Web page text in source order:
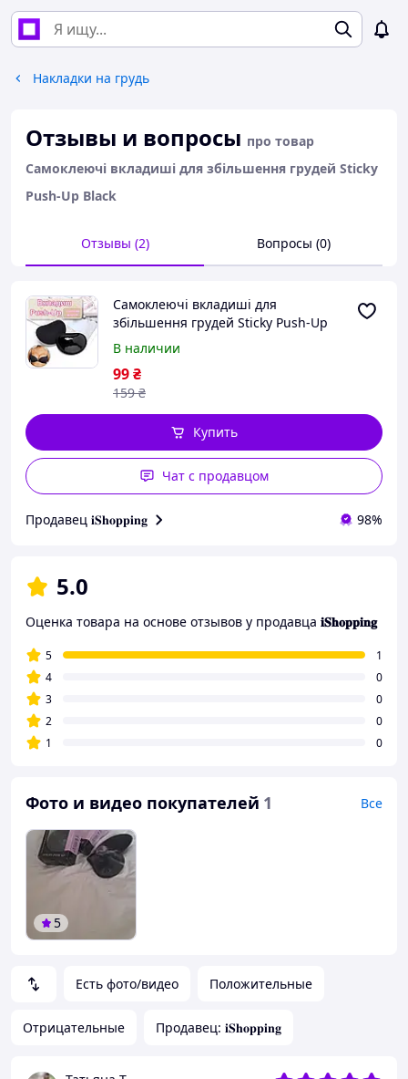
Накладки на грудь
Отзывы и вопросы про товар
Самоклеючі вкладиші для збільшення грудей Sticky
Push-Up Black
Отзывы (2) Вопросы (0)
Есть фото/видео Положительные
Отрицательные Продавец: 𝐢𝐒𝐡𝐨𝐩𝐩𝐢𝐧𝐠
Самоклеючі вкладиші для
збільшення грудей Sticky Push-Up
Black
В наличии
99₴
159 ₴
Купить
Чат с продавцом
Продавец 𝐢𝐒𝐡𝐨𝐩𝐩𝐢𝐧𝐠 98%
5.0
Оценка товара на основе отзывов у продавца 𝐢𝐒𝐡𝐨𝐩𝐩𝐢𝐧𝐠
5
1
4
0
3
0
2
0
1
0
Фото и видео покупателей 1 Все
5